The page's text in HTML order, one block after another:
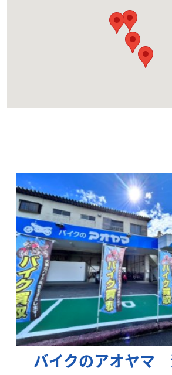
バイクのアオヤマ